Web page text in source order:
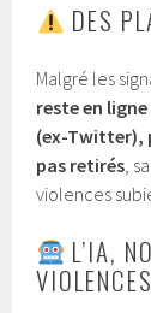
DES
Malgré les
reste en ligne
(ex-Twitter),
pas retirés,
violences
L’IA,
VIOLENCES